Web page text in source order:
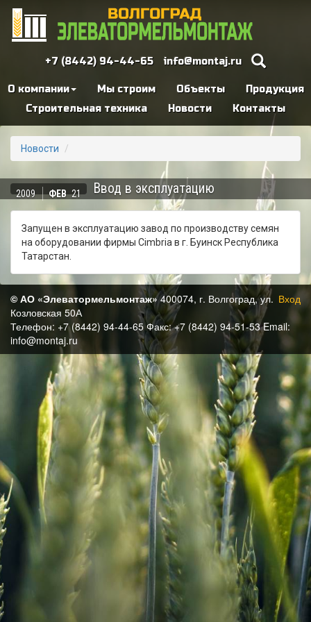
+7 (8442) 94-44-65 info@montaj.ru
О компании Мы строим Объекты
Продукция
Строительная техника
Новости Контакты
Новости
2009 ФЕВ 21 Ввод в эксплуатацию
Запущен в эксплуатацию завод по производству семян
на оборудовании фирмы Cimbria в г. Буинск Республика
Татарстан.
Вход
© АО «Элеватормельмонтаж»400074, г. Волгоград, ул.
Козловская 50А
Телефон: +7 (8442) 94-44-65 Факс: +7 (8442) 94-51-53 Email:
info@montaj.ru